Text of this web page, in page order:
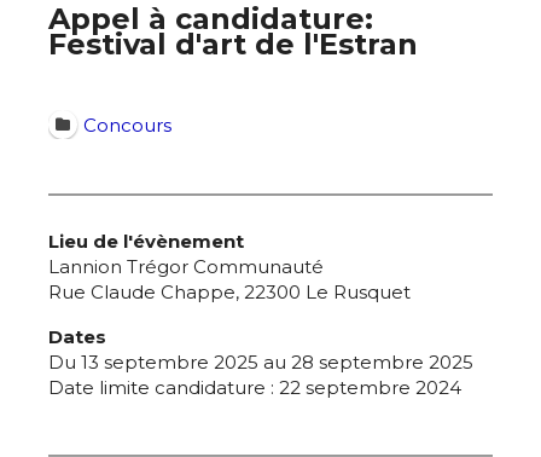
Appel à candidature:
Festival d'art de l'Estran
Concours
Lieu de l'évènement
Lannion Trégor Communauté
Rue Claude Chappe, 22300 Le Rusquet
Dates
Du 13 septembre 2025 au 28 septembre 2025
Date limite candidature : 22 septembre 2024